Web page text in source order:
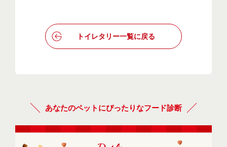
トイレタリー一覧に戻る
あなたのペットにぴったりなフード診断